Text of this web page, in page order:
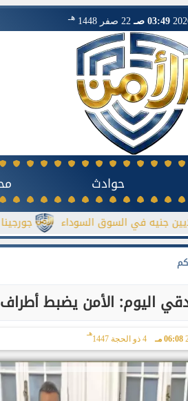
03:49 صـ 22 صفر 1448 هـ
حوادث
جورجينا ترد على
اليوم: الأمن يضبط
06:08 مـ 4 ذو الحجة 1447
هـ